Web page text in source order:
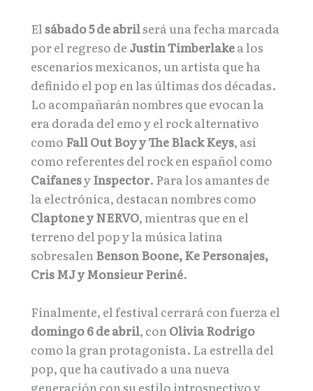
El sábado 5 de abrilserá una fecha marcada
por el regreso de Justin Timberlakea los
escenarios mexicanos, un artista que ha
definido el pop en las últimas dos décadas.
Lo acompañarán nombres que evocan la
era dorada del emo y el rock alternativo
como Fall Out Boy y The Black Keys, así
como referentes del rock en español como
CaifanesyInspector. Para los amantes de
la electrónica, destacan nombres como
Claptone y NERVO, mientras que en el
terreno del pop y la música latina
sobresalen Benson Boone, Ke Personajes,
Cris MJ y Monsieur Periné.
Finalmente, el festival cerrará con fuerza el
domingo 6 de abril, con Olivia Rodrigo
como la gran protagonista. La estrella del
pop, que ha cautivado a una nueva
generación con su estilo introspectivo y